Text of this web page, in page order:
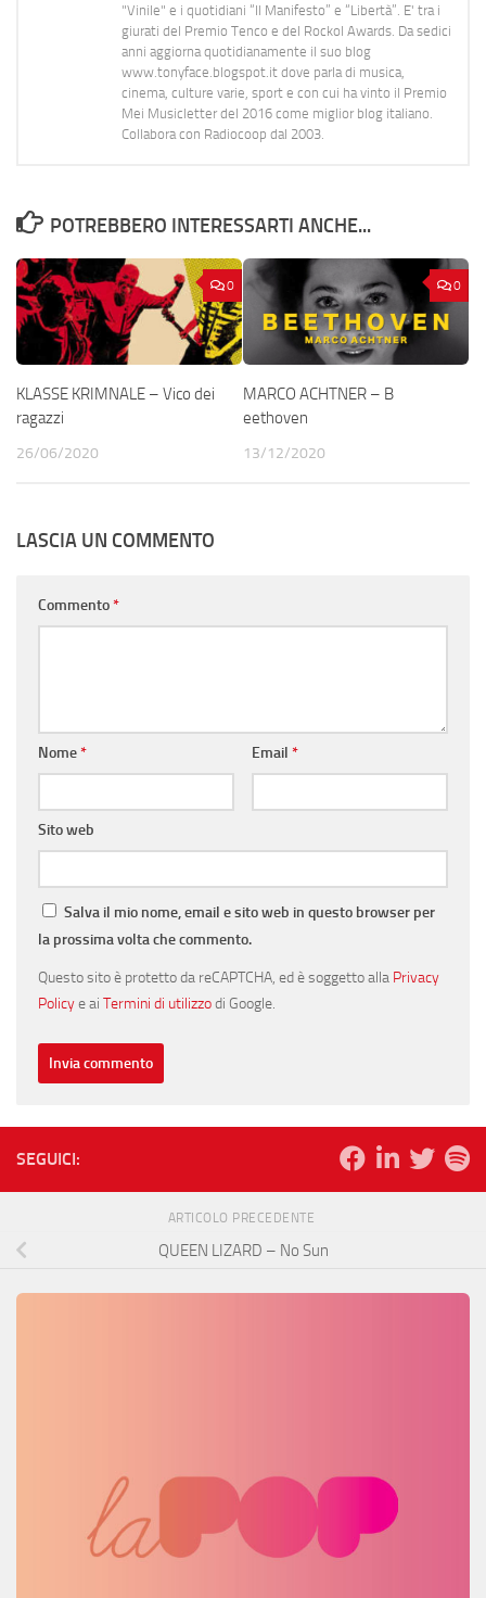
"Vinile" e i quotidiani “Il Manifesto” e “Libertà”. E' tra i
giurati del Premio Tenco e del Rockol Awards. Da sedici
anni aggiorna quotidianamente il suo blog
www.tonyface.blogspot.it dove parla di musica,
cinema, culture varie, sport e con cui ha vinto il Premio
Mei Musicletter del 2016 come miglior blog italiano.
Collabora con Radiocoop dal 2003.
POTREBBERO INTERESSARTI ANCHE...
0
KLASSE KRIMNALE – Vico dei
ragazzi
26/06/2020
0
MARCO ACHTNER – B
eethoven
13/12/2020
LASCIA UN COMMENTO
Commento*
Nome* Email *
Sito web
Salva il mio nome, email e sito web in questo browser per
la prossima volta che commento.
Questo sito è protetto da reCAPTCHA, ed è soggetto alla Privacy
Policye ai Termini di utilizzodi Google.
SEGUICI:
ARTICOLO PRECEDENTE
QUEEN LIZARD – No Sun